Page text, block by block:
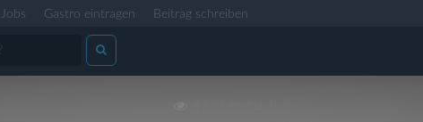
Jobs Gastro eintragen Beitrag schreiben